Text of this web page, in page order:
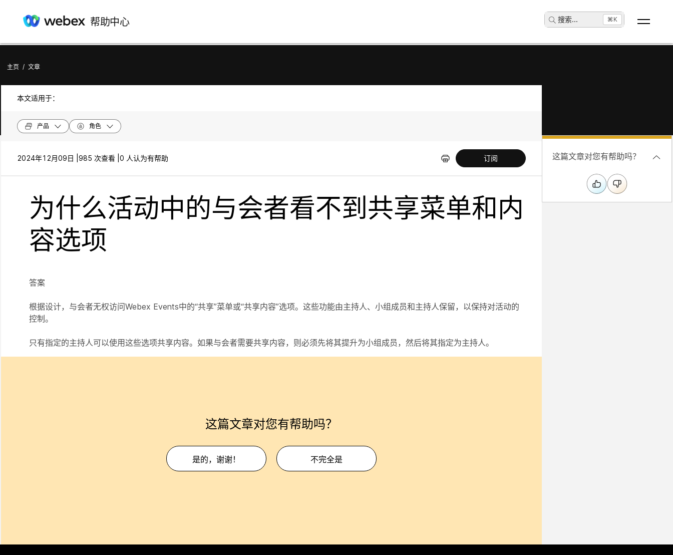
帮助中心 搜索... ⌘K
主页 / 文章
本文适用于：
产品 角色
2024年12月09日 | 985 次查看 | 0 人认为有帮助 订阅
为什么活动中的与会者看不到共享菜单和内
容选项
答案
根据设计，与会者无权访问Webex Events中的“共享”菜单或“共享内容”选项。这些功能由主持人、小组成员和主持人保留，以保持对活动的
控制。
只有指定的主持人可以使用这些选项共享内容。如果与会者需要共享内容，则必须先将其提升为小组成员，然后将其指定为主持人。
这篇文章对您有帮助吗？
是的，谢谢！ 不完全是
这篇文章对您有帮助吗？